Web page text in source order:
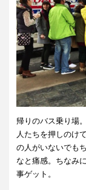
帰りのバス乗り場
人たちを押しのけ
の人がいないでも
なと痛感。ちなみ
事ゲット。